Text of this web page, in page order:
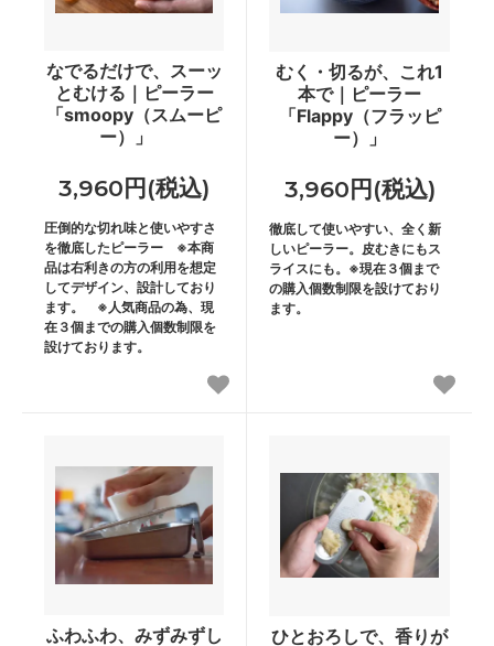
なでるだけで、スーッ
とむける｜ピーラー
「smoopy（スムーピ
ー）」
3,960円(税込)
圧倒的な切れ味と使いやすさ
を徹底したピーラー ※本商
品は右利きの方の利用を想定
してデザイン、設計しており
ます。 ※人気商品の為、現
在３個までの購入個数制限を
設けております。
むく・切るが、これ1
本で｜ピーラー
「Flappy（フラッピ
ー）」
3,960円(税込)
徹底して使いやすい、全く新
しいピーラー。皮むきにもス
ライスにも。※現在３個まで
の購入個数制限を設けており
ます。
ふわふわ、みずみずし
ひとおろしで、香りが